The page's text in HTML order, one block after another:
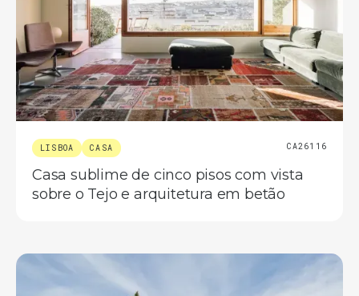
LISBOA CASA CA26116
Casa sublime de cinco pisos com vista
sobre o Tejo e arquitetura em betão